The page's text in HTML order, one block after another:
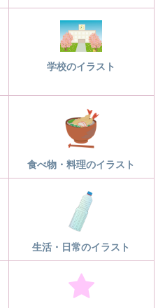
学校のイラスト
食べ物・料理のイラスト
生活・日常のイラスト